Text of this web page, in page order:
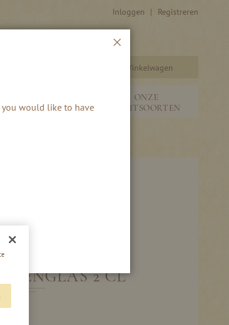
Inloggen Registreren
Winkelwagen
NIEUW
ONZE
FRUITSOORTEN
2 CL
you would like to have